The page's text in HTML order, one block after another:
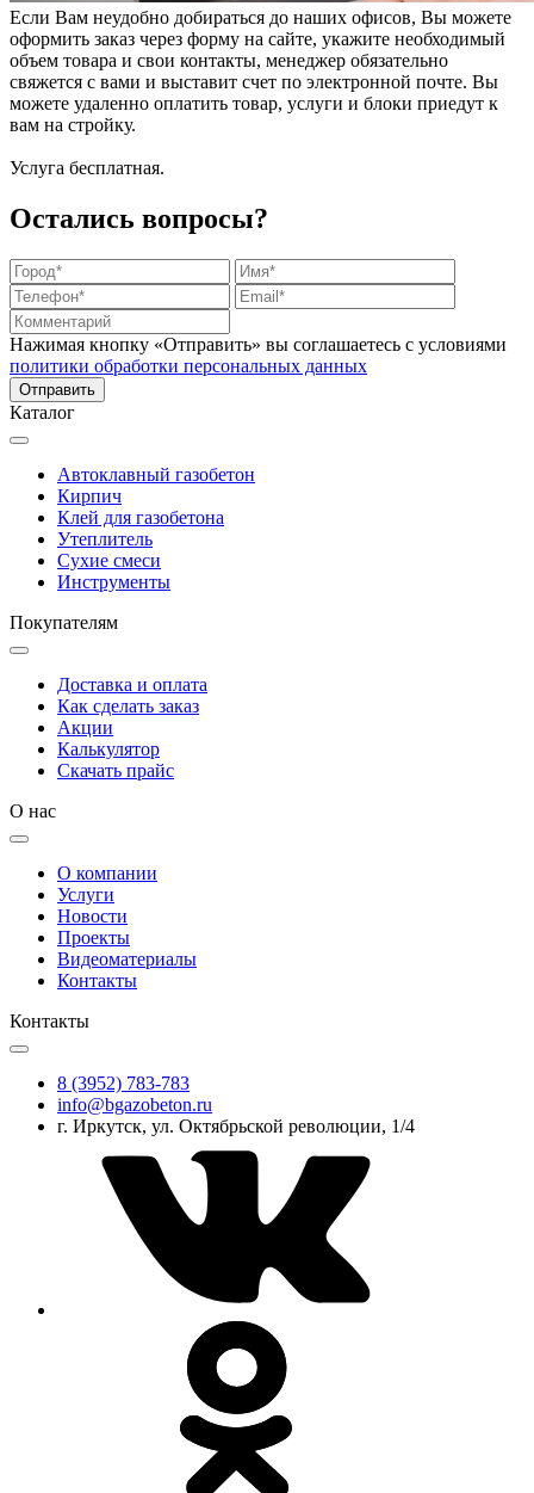
Если Вам неудобно добираться до наших офисов, Вы можете
оформить заказ через форму на сайте, укажите необходимый
объем товара и свои контакты, менеджер обязательно
свяжется с вами и выставит счет по электронной почте. Вы
можете удаленно оплатить товар, услуги и блоки приедут к
вам на стройку.
Услуга бесплатная.
Остались вопросы?
Нажимая кнопку «Отправить» вы соглашаетесь с условиями
политики обработки персональных данных
Каталог
Автоклавный газобетон
Кирпич
Клей для газобетона
Утеплитель
Сухие смеси
Инструменты
Покупателям
Доставка и оплата
Как сделать заказ
Акции
Калькулятор
Скачать прайс
О нас
О компании
Услуги
Новости
Проекты
Видеоматериалы
Контакты
Контакты
8 (3952) 783-783
info@bgazobeton.ru
г. Иркутск, ул. Октябрьской революции, 1/4